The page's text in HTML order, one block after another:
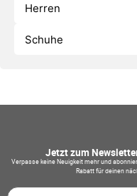
Herren
Schuhe
Jetzt zum
Verpasse keine Neuigkeit mehr und
Rabatt für deinen